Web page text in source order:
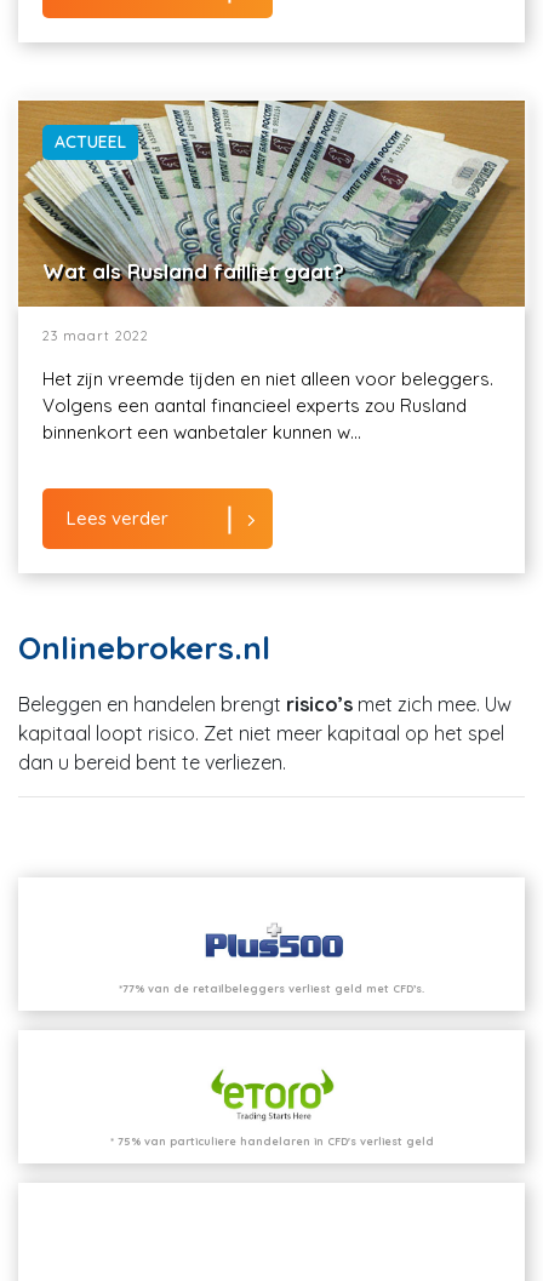
ACTUEEL
Wat als Rusland failliet gaat?
23 maart 2022
Het zijn vreemde tijden en niet alleen voor beleggers.
Volgens een aantal financieel experts zou Rusland
binnenkort een wanbetaler kunnen w...
Lees verder
Onlinebrokers.nl
Beleggen en handelen brengt risico’s met zich mee. Uw
kapitaal loopt risico. Zet niet meer kapitaal op het spel
dan u bereid bent te verliezen.
*77% van de retailbeleggers verliest geld met CFD’s.
* 75% van particuliere handelaren in CFD's verliest geld